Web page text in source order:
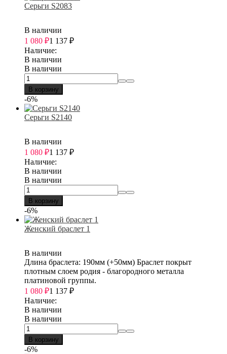
Серьги S2083
В наличии
1 080 ₽1 137 ₽
Наличие:
В наличии
В наличии
В корзину
-6%
Серьги S2140
В наличии
1 080 ₽1 137 ₽
Наличие:
В наличии
В наличии
В корзину
-6%
Женский браслет 1
В наличии
Длина браслета: 190мм (+50мм) Браслет покрыт
плотным слоем родия - благородного металла
платиновой группы.
1 080 ₽1 137 ₽
Наличие:
В наличии
В наличии
В корзину
-6%